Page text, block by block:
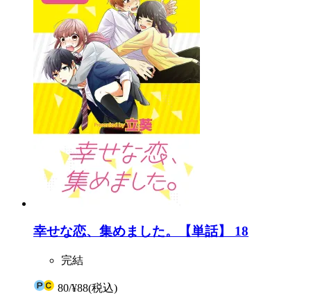
幸せな恋、集めました。【単話】 18
完結
80/¥88(税込)